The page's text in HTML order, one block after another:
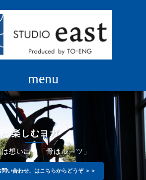
楽しむヨガ
は想い出」「骨はルーツ」
問い合わせ、はこちらからどうぞ ＞＞